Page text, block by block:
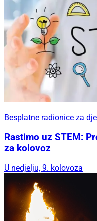
Besplatne radionice za
Rastimo uz STEM:
za kolovoz
U nedjelju, 9. kolovoza